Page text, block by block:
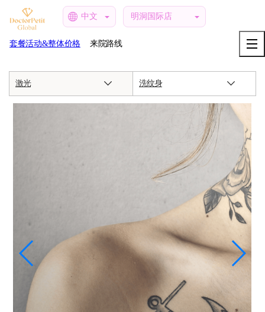
中文 明洞国际店
套餐活动&整体价格 来院路线
激光 洗纹身